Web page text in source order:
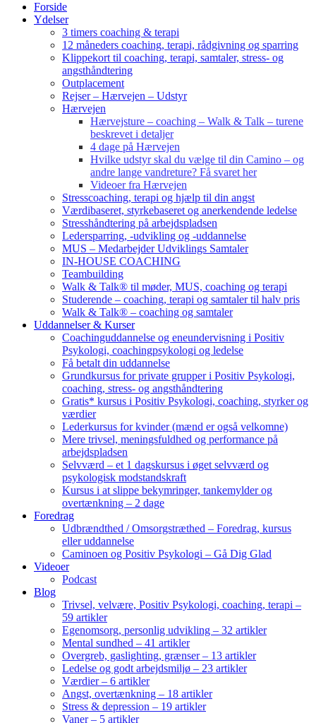
Forside
Ydelser
3 timers coaching & terapi
12 måneders coaching, terapi, rådgivning og sparring
Klippekort til coaching, terapi, samtaler, stress- og
angsthåndtering
Outplacement
Rejser – Hærvejen – Udstyr
Hærvejen
Hærvejsture – coaching – Walk & Talk – turene
beskrevet i detaljer
4 dage på Hærvejen
Hvilke udstyr skal du vælge til din Camino – og
andre lange vandreture? Få svaret her
Videoer fra Hærvejen
Stresscoaching, terapi og hjælp til din angst
Værdibaseret, styrkebaseret og anerkendende ledelse
Stresshåndtering på arbejdspladsen
Ledersparring, -udvikling og -uddannelse
MUS – Medarbejder Udviklings Samtaler
IN-HOUSE COACHING
Teambuilding
Walk & Talk® til møder, MUS, coaching og terapi
Studerende – coaching, terapi og samtaler til halv pris
Walk & Talk® – coaching og samtaler
Uddannelser & Kurser
Coachinguddannelse og eneundervisning i Positiv
Psykologi, coachingpsykologi og ledelse
Få betalt din uddannelse
Grundkursus for private grupper i Positiv Psykologi,
coaching, stress- og angsthåndtering
Gratis* kursus i Positiv Psykologi, coaching, styrker og
værdier
Lederkursus for kvinder (mænd er også velkomne)
Mere trivsel, meningsfuldhed og performance på
arbejdspladsen
Selvværd – et 1 dagskursus i øget selvværd og
psykologisk modstandskraft
Kursus i at slippe bekymringer, tankemylder og
overtænkning – 2 dage
Foredrag
Udbrændthed / Omsorgstræthed – Foredrag, kursus
eller uddannelse
Caminoen og Positiv Psykologi – Gå Dig Glad
Videoer
Podcast
Blog
Trivsel, velvære, Positiv Psykologi, coaching, terapi –
59 artikler
Egenomsorg, personlig udvikling – 32 artikler
Mental sundhed – 41 artikler
Overgreb, gaslighting, grænser – 13 artikler
Ledelse og godt arbejdsmiljø – 23 artikler
Værdier – 6 artikler
Angst, overtænkning – 18 artikler
Stress & depression – 19 artikler
Vaner – 5 artikler